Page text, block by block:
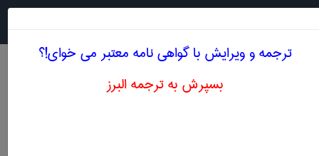
ترجمه و ویرایش با گواهی نامه معتبر می خوای!؟
بسپرش به ترجمه البرز